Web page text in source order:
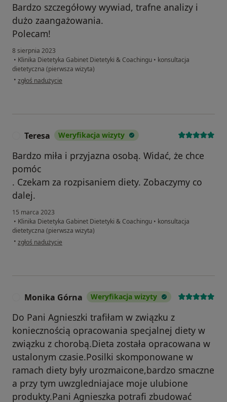
Bardzo szczegółowy wywiad, trafne analizy i
dużo zaangażowania.
Polecam!
8 sierpnia 2023
• Klinika Dietetyka Gabinet Dietetyki & Coachingu • konsultacja
dietetyczna (pierwsza wizyta)
• w opinii użytkownika RJ
zgłoś nadużycie
Teresa Weryfikacja wizyty
Bardzo miła i przyjazna osobą. Widać, że chce
pomóc
. Czekam za rozpisaniem diety. Zobaczymy co
dalej.
15 marca 2023
• Klinika Dietetyka Gabinet Dietetyki & Coachingu • konsultacja
dietetyczna (pierwsza wizyta)
• w opinii użytkownika Teresa
zgłoś nadużycie
Monika Górna Weryfikacja wizyty
Do Pani Agnieszki trafiłam w związku z
koniecznością opracowania specjalnej diety w
związku z chorobą.Dieta została opracowana w
ustalonym czasie.Posilki skomponowane w
ramach diety były urozmaicone,bardzo smaczne
a przy tym uwzgledniajace moje ulubione
produkty.Pani Agnieszka potrafi zbudować